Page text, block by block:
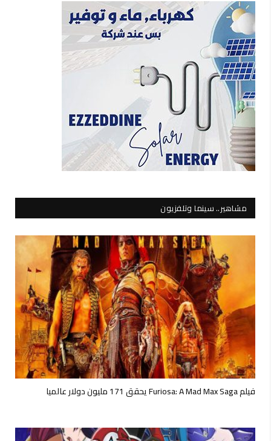
مشاهير.. سينما وتلفزيون
فيلم Furiosa: A Mad Max Saga يحقق 171 مليون دولار عالميا